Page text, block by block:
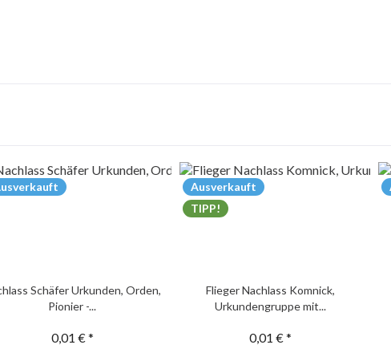
Schäfer Urkunden, Orden,
Pionier -...
0,01 € *
Ausverkauft
TIPP!
Flieger Nachlass Komnick,
Urkundengruppe mit...
0,01 € *